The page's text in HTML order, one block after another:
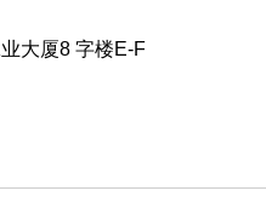
大厦8 字楼E-F